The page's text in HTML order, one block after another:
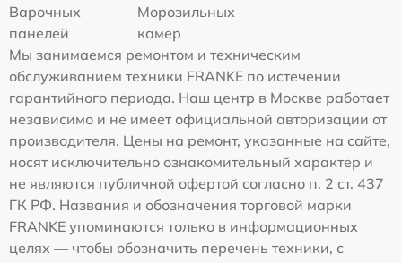
Варочных
панелей
Морозильных
камер
Мы занимаемся ремонтом и техническим
обслуживанием техники FRANKE по истечении
гарантийного периода. Наш центр в Москве работает
независимо и не имеет официальной авторизации от
производителя. Цены на ремонт, указанные на сайте,
носят исключительно ознакомительный характер и
не являются публичной офертой согласно п. 2 ст. 437
ГК РФ. Названия и обозначения торговой марки
FRANKE упоминаются только в информационных
целях — чтобы обозначить перечень техники, с